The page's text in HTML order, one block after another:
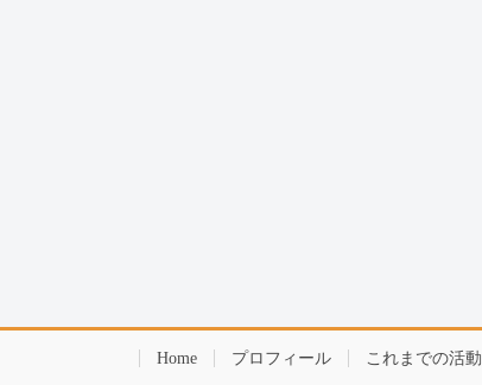
Home プロフィール これまでの活動